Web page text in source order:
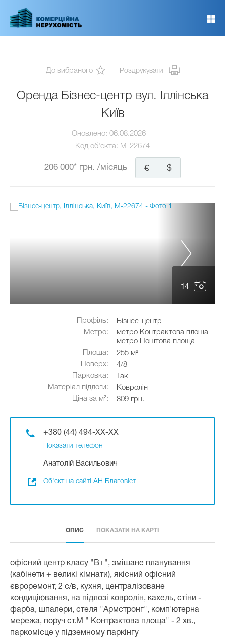
основного
До вибраного Роздрукувати
Оренда Бізнес-центр вул. Іллінська
Київ
Оновлено: 06.08.2026
Код об'єкта: M-22674
206 000* грн. /місяць $
€
14
Профіль:
Бізнес-центр
Метро:
метро Контрактова площа
метро Поштова площа
Площа:
255 м²
Поверх:
4/8
Парковка:
Так
Матеріал підлоги:
Ковролін
Ціна за м²:
809 грн.
+380 (44) 494-XX-XX
Показати телефон
Анатолій Васильович
Об'єкт на сайті АН Благовіст
ОПИС ПОКАЗАТИ НА КАРТІ
офісний центр класу "В+", змішане планування
(кабінети + великі кімнати), якісний офісний
євроремонт, 2 с/в, кухня, централізоване
кондиціювання, на підлозі ковролін, кахель, стіни -
фарба, шпалери, стеля "Армстронг", комп'ютерна
мережа, поруч ст.М " Контрактова площа" - 2 хв.,
паркомісце у підземному паркінгу